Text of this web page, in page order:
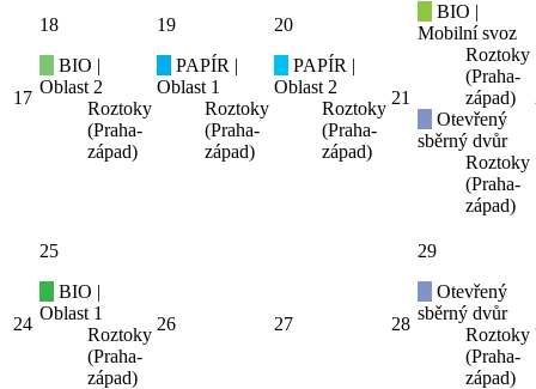
17
18
BIO |
Oblast 2
Roztoky
(Praha-
západ)
19
PAPÍR |
Oblast 1
Roztoky
(Praha-
západ)
20
PAPÍR |
Oblast 2
Roztoky
(Praha-
západ)
21
BIO |
Mobilní svoz
Roztoky
(Praha-
západ)
Otevřený
sběrný dvůr
Roztoky
(Praha-
západ)
24
25
BIO |
Oblast 1
Roztoky
(Praha-
západ)
26 27 28
29
Otevřený
sběrný dvůr
Roztoky
(Praha-
západ)